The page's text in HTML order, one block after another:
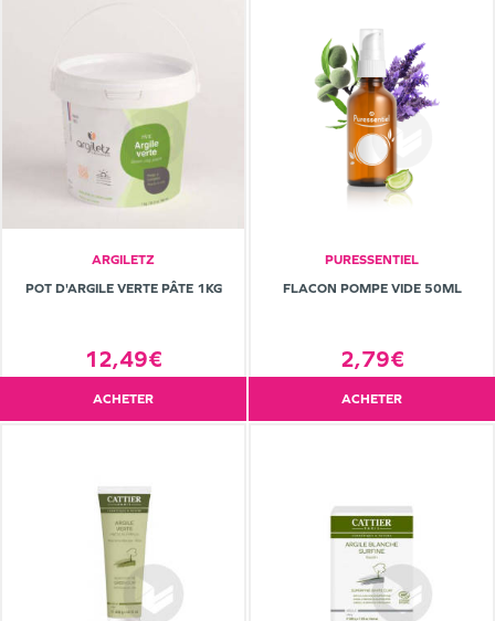
ARGILETZ
POT D'ARGILE VERTE PÂTE 1KG
12,49€
ACHETER
PURESSENTIEL
FLACON POMPE VIDE 50ML
2,79€
ACHETER